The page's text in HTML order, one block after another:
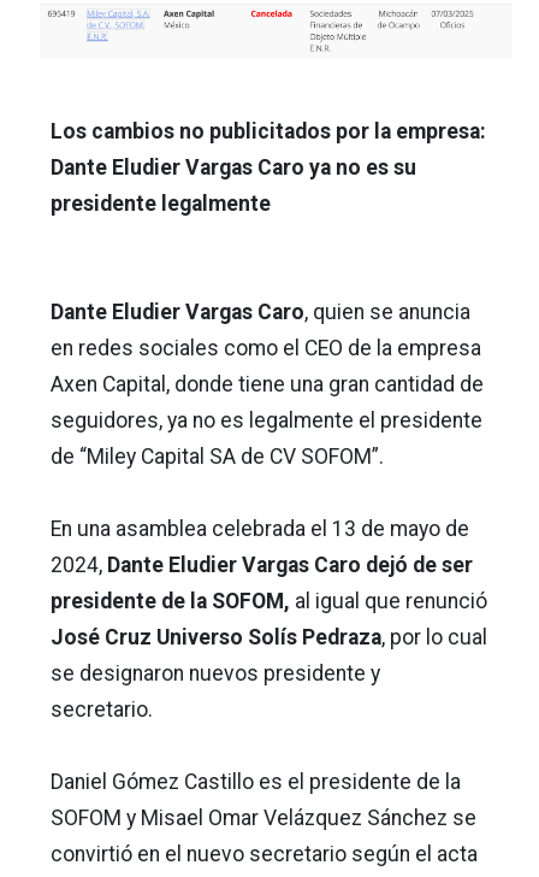
Los cambios no publicitados por la empresa:
Dante Eludier Vargas Caro ya no es su
presidente legalmente
Dante Eludier Vargas Caro, quien se anuncia
en redes sociales como el CEO de la empresa
Axen Capital, donde tiene una gran cantidad de
seguidores, ya no es legalmente el presidente
de “Miley Capital SA de CV SOFOM”.
En una asamblea celebrada el 13 de mayo de
2024, Dante Eludier Vargas Caro dejó de ser
presidente de la SOFOM, al igual que renunció
José Cruz Universo Solís Pedraza, por lo cual
se designaron nuevos presidente y
secretario.
Daniel Gómez Castillo es el presidente de la
SOFOM y Misael Omar Velázquez Sánchez se
convirtió en el nuevo secretario según el acta